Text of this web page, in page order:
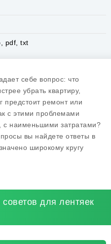
pdf, txt
себе вопрос: что
убрать квартиру,
предстоит ремонт или
с этими проблемами
с наименьшими затратами?
вы найдете ответы в
широкому кругу
для лентяек